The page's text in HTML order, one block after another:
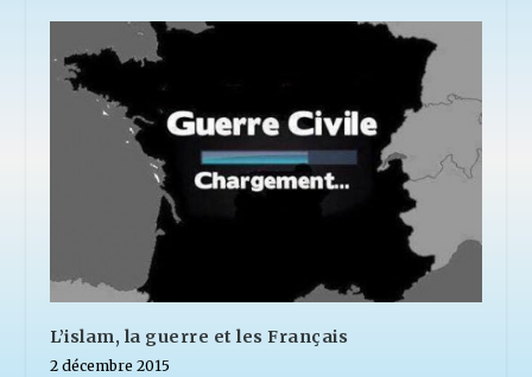
L’islam, la guerre et les Français
2 décembre 2015